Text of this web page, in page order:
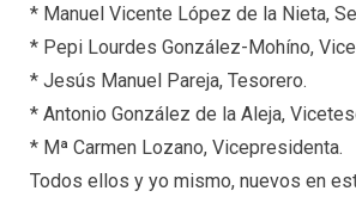
* Manuel Vicente López de la Nieta,
* Pepi Lourdes González-Mohíno,
* Jesús Manuel Pareja, Tesorero.
* Antonio González de la Aleja,
* Mª Carmen Lozano, Vicepresidenta.
Todos ellos y yo mismo, nuevos en